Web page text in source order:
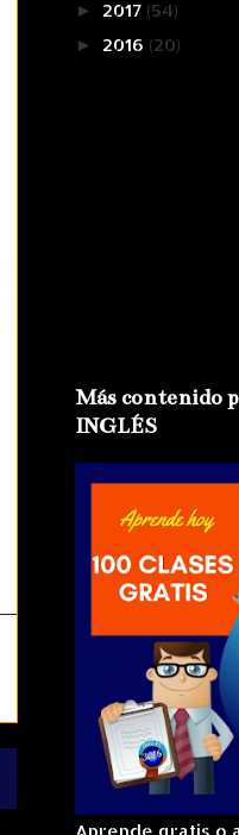
► 2017 (54)
► 2016 (20)
Más contenido
INGLÉS
Aprende gratis o